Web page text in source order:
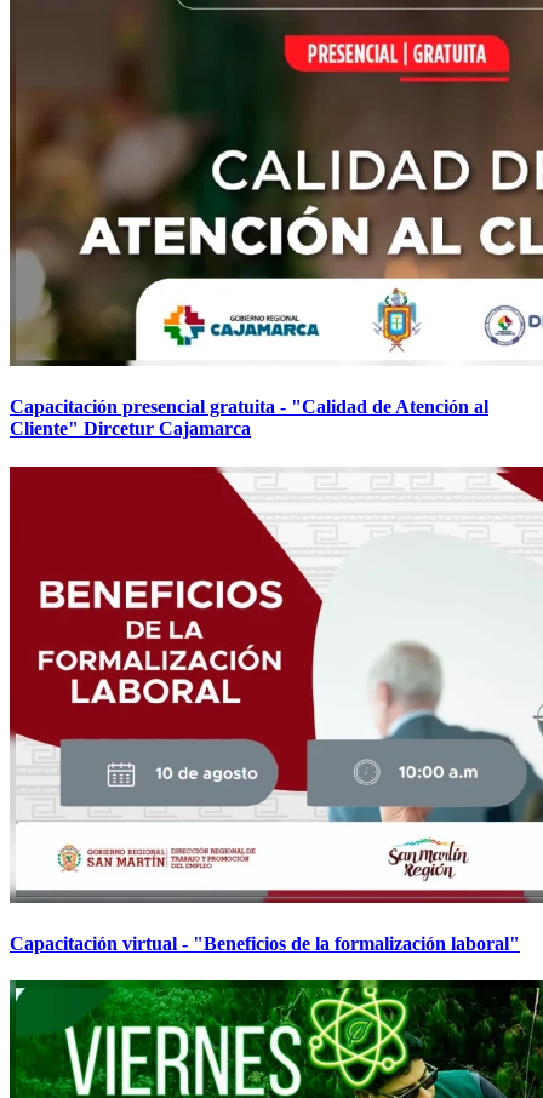
Capacitación presencial gratuita - "Calidad de Atención al
Cliente" Dircetur Cajamarca
Capacitación virtual - "Beneficios de la formalización laboral"